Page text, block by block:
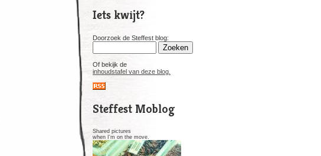
Iets kwijt?
Doorzoek de Steffest blog:
Of bekijk de
inhoudstafel van deze blog.
Steffest Moblog
Shared pictures
when I'm on the move.